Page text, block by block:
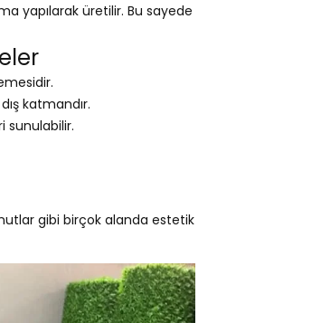
yapılarak üretilir. Bu sayede
katmandır.
sunulabilir.
gibi birçok alanda estetik